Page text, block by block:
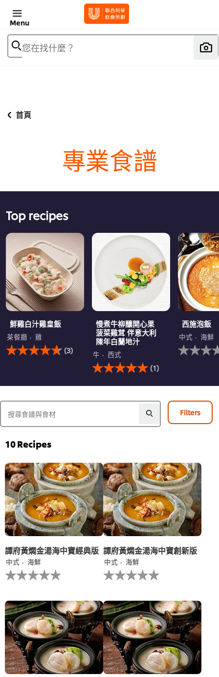
Menu
您在找什麼？
首頁
專業食譜
Top recipes
鮮雞白汁雞皇飯
茶餐廳
雞
此
鮮
雞
的
评
分
4.7，
共
5
分，
评
分
为
3。
(3)
慢煮牛柳釀開心果
菠菜雞茸 伴意大利
陳年白蘭地汁
牛
西式
此
慢
牛
茸
伴
意
大
利
陳
年
白
蘭
地
汁
分
为
5.0，
共
5
分，
评
分
(1)
西施泡飯
中式
海鮮
没
有
recipe
评
级
Filters
10Recipes
譚府黃燜金湯海中寶經典版
中式
海鮮
没
有
个
recipe
提
交
评
级
譚府黃燜金湯海中寶創新版
中式
海鮮
没
有
个
recipe
提
交
评
级